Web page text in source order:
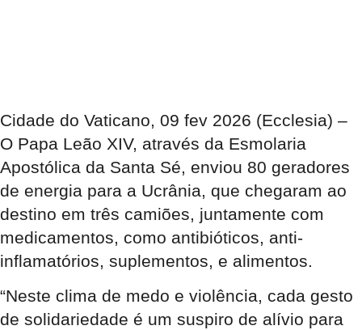
Cidade do Vaticano, 09 fev 2026 (Ecclesia) –
O Papa Leão XIV, através da Esmolaria
Apostólica da Santa Sé, enviou 80 geradores
de energia para a Ucrânia, que chegaram ao
destino em três camiões, juntamente com
medicamentos, como antibióticos, anti-
inflamatórios, suplementos, e alimentos.
“Neste clima de medo e violência, cada gesto
de solidariedade é um suspiro de alívio para